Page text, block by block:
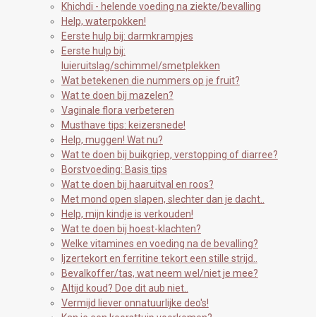
Khichdi - helende voeding na ziekte/bevalling
Help, waterpokken!
Eerste hulp bij: darmkrampjes
Eerste hulp bij:
luieruitslag/schimmel/smetplekken
Wat betekenen die nummers op je fruit?
Wat te doen bij mazelen?
Vaginale flora verbeteren
Musthave tips: keizersnede!
Help, muggen! Wat nu?
Wat te doen bij buikgriep, verstopping of diarree?
Borstvoeding: Basis tips
Wat te doen bij haaruitval en roos?
Met mond open slapen, slechter dan je dacht..
Help, mijn kindje is verkouden!
Wat te doen bij hoest-klachten?
Welke vitamines en voeding na de bevalling?
Ijzertekort en ferritine tekort een stille strijd..
Bevalkoffer/tas, wat neem wel/niet je mee?
Altijd koud? Doe dit aub niet..
Vermijd liever onnatuurlijke deo's!